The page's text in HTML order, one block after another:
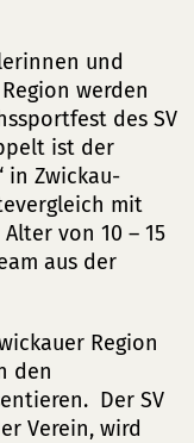
und
werden
des SV
ist der
in Zwickau-
mit
von 10 – 15
aus der
Region
den
Der SV
Verein, wird